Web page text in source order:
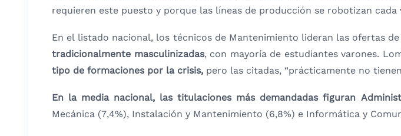
requieren este puesto y porque las líneas de producción se robotizan
En el listado nacional, los técnicos de Mantenimiento lideran las ofertas
tradicionalmente masculinizadas, con mayoría de estudiantes varones.
tipo de formaciones por la crisis, pero las citadas, “prácticamente no
En la media nacional, las titulaciones más demandadas figuran
Mecánica (7,4%), Instalación y Mantenimiento (6,8%) e Informática y